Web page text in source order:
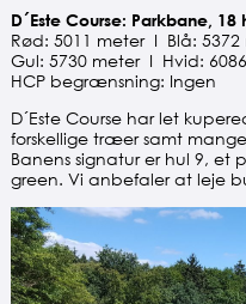
D´Este Course: Parkbane, 18
Rød: 5011 meter I Blå: 5372
Gul: 5730 meter I Hvid:
HCP begrænsning: Ingen
D´Este Course har let
forskellige træer samt
Banens signatur er hul 9,
green. Vi anbefaler at leje